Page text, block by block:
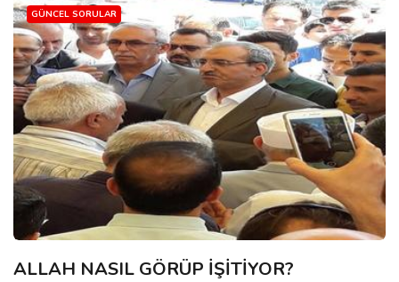
GÜNCEL SORULAR
ALLAH NASIL GÖRÜP İŞİTİYOR?